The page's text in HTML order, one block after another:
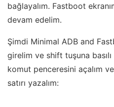
bağlayalım. Fastboot
devam edelim.
Şimdi Minimal ADB and
girelim ve shift tuşuna
komut penceresini açalım
satırı yazalım: